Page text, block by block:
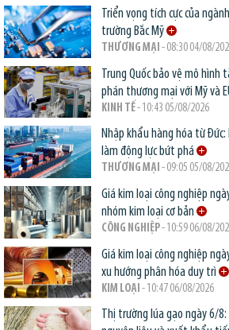
Triển vọng tích cực của
trường Bắc Mỹ
THƯƠNG MẠI - 08:30 04/08/
Trung Quốc bảo vệ mô
phán thương mại với Mỹ và
KINH TẾ- 10:43 05/08/2026
Nhập khẩu hàng hóa từ
làm động lực bứt phá
THƯƠNG MẠI - 09:05 05/08/
Giá kim loại công nghiệp
nhóm kim loại cơ bản
CÔNG NGHIỆP- 10:59 06/08/
Giá kim loại công nghiệp
xu hướng phân hóa duy trì
KIM LOẠI - 10:47 06/08/2026
Thị trường lúa gạo ngày 6/